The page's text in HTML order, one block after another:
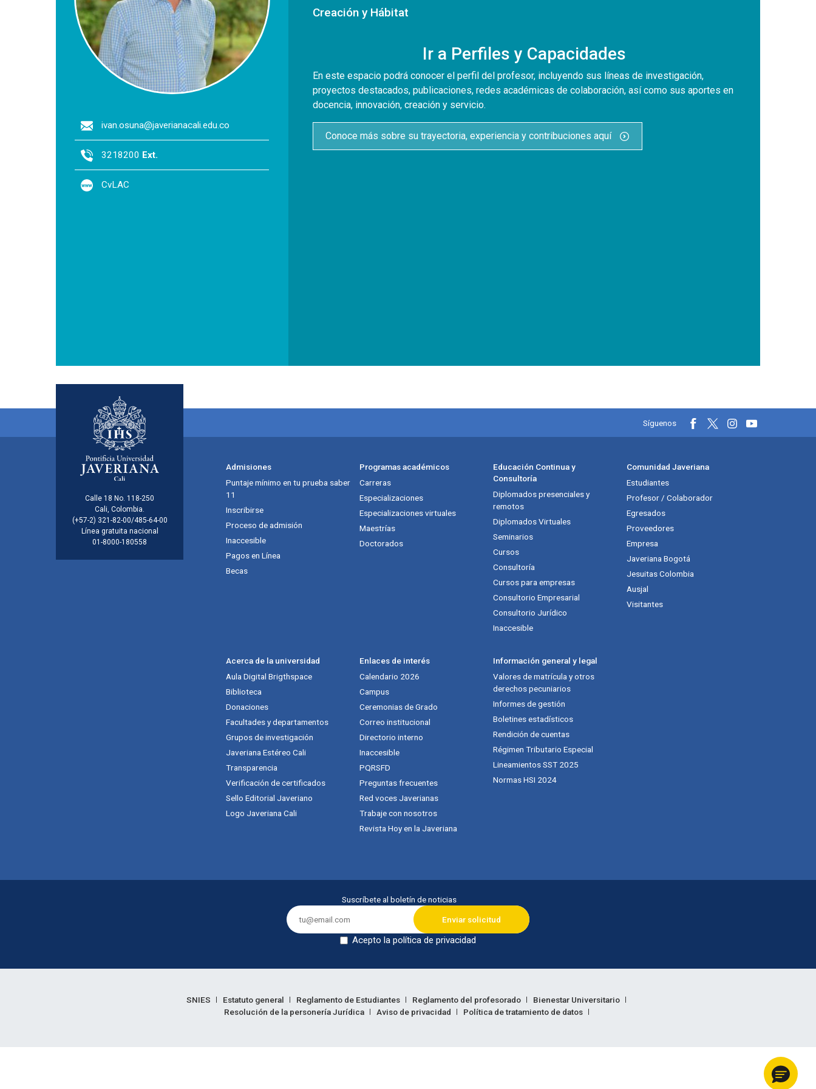
Creación y Hábitat
Ir a Perfiles y Capacidades
En este espacio podrá conocer el perfil del profesor, incluyendo sus líneas de investigación,
proyectos destacados, publicaciones, redes académicas de colaboración, así como sus aportes en
docencia, innovación, creación y servicio.
Conoce más sobre su trayectoria, experiencia y contribuciones aquí
ivan.osuna@javerianacali.edu.co
3218200 Ext.
CvLAC
Información de la institución
Calle 18 No. 118-250
Cali, Colombia.
(+57-2) 321-82-00/485-64-00
Línea gratuita nacional
01-8000-180558
Información y redes
Síguenos
Menú principal del footer
Admisiones
Puntaje mínimo en tu prueba saber
11
Inscribirse
Proceso de admisión
Inaccesible
Pagos en Línea
Becas
Programas académicos
Carreras
Especializaciones
Especializaciones virtuales
Maestrías
Doctorados
Educación Continua y
Consultoría
Diplomados presenciales y
remotos
Diplomados Virtuales
Seminarios
Cursos
Consultoría
Cursos para empresas
Consultorio Empresarial
Consultorio Jurídico
Inaccesible
Comunidad Javeriana
Estudiantes
Profesor / Colaborador
Egresados
Proveedores
Empresa
Javeriana Bogotá
Jesuitas Colombia
Ausjal
Visitantes
Acerca de la universidad
Aula Digital Brigthspace
Biblioteca
Donaciones
Facultades y departamentos
Grupos de investigación
Javeriana Estéreo Cali
Transparencia
Verificación de certificados
Sello Editorial Javeriano
Logo Javeriana Cali
Enlaces de interés
Calendario 2026
Campus
Ceremonias de Grado
Correo institucional
Directorio interno
Inaccesible
PQRSFD
Preguntas frecuentes
Red voces Javerianas
Trabaje con nosotros
Revista Hoy en la Javeriana
Información general y legal
Valores de matrícula y otros
derechos pecuniarios
Informes de gestión
Boletines estadísticos
Rendición de cuentas
Régimen Tributario Especial
Lineamientos SST 2025
Normas HSI 2024
Suscríbete al boletín de noticias
Acepto la política de privacidad
Enlaces legales
SNIES Estatuto general Reglamento de Estudiantes Reglamento del profesorado
Bienestar Universitario
Resolución de la personería Jurídica
Aviso de privacidad Política de tratamiento de datos